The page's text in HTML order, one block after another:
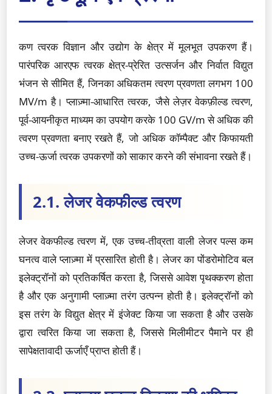
कण त्वरक विज्ञान और उद्योग के क्षेत्र में मूलभूत उपकरण हैं।
पारंपरिक आरएफ त्वरक क्षेत्र-प्रेरित उत्सर्जन और निर्वात विद्युत
भंजन से सीमित हैं, जिनका अधिकतम त्वरण प्रवणता लगभग 100
MV/m है। प्लाज़्मा-आधारित त्वरक, जैसे लेज़र वेकफ़ील्ड त्वरण,
पूर्व-आयनीकृत माध्यम का उपयोग करके 100 GV/m से अधिक की
त्वरण प्रवणता बनाए रखते हैं, जो अधिक कॉम्पैक्ट और किफायती
उच्च-ऊर्जा त्वरक उपकरणों को साकार करने की संभावना रखते हैं।
2.1. लेजर वेकफील्ड त्वरण
लेजर वेकफील्ड त्वरण में, एक उच्च-तीव्रता वाली लेजर पल्स कम
घनत्व वाले प्लाज़्मा में प्रसारित होती है। लेजर का पोंडरोमोटिव बल
इलेक्ट्रॉनों को प्रतिकर्षित करता है, जिससे आवेश पृथक्करण होता
है और एक अनुगामी प्लाज़्मा तरंग उत्पन्न होती है। इलेक्ट्रॉनों को
इस तरंग के विद्युत क्षेत्र में इंजेक्ट किया जा सकता है और उसके
द्वारा त्वरित किया जा सकता है, जिससे मिलीमीटर पैमाने पर ही
सापेक्षतावादी ऊर्जाएँ प्राप्त होती हैं।